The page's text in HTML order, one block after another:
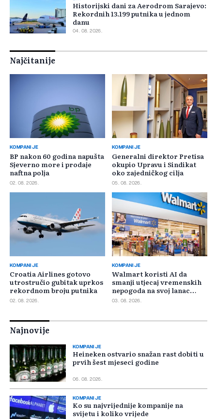
Historijski dani za Aerodrom Sarajevo:
Rekordnih 13.199 putnika u jednom
danu
04. 08. 2026.
Najčitanije
KOMPANIJE
BP nakon 60 godina napušta
Sjeverno more i prodaje
naftna polja
02. 08. 2026.
KOMPANIJE
Generalni direktor Pretisa
okupio Upravu i Sindikat
oko zajedničkog cilja
05. 08. 2026.
KOMPANIJE
Croatia Airlines gotovo
utrostručio gubitak uprkos
rekordnom broju putnika
02. 08. 2026.
KOMPANIJE
Walmart koristi AI da
smanji utjecaj vremenskih
nepogoda na svoj lanac
snabdijevanja
03. 08. 2026.
Najnovije
KOMPANIJE
Heineken ostvario snažan rast dobiti u
prvih šest mjeseci godine
06. 08. 2026.
KOMPANIJE
Ko su najvrijednije kompanije na
svijetu i koliko vrijede